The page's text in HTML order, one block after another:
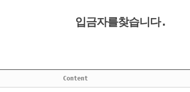
입금자를찾습니다.
Content